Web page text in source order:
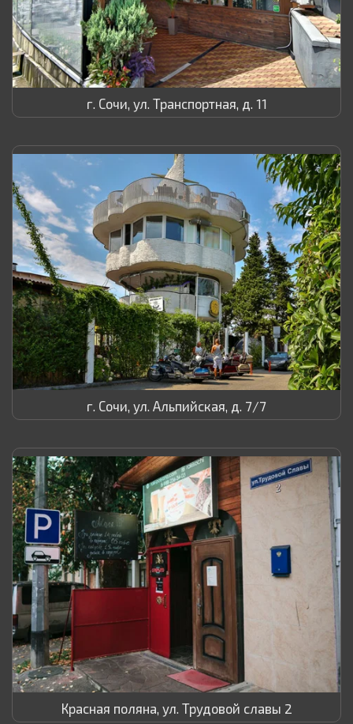
г. Сочи, ул. Транспортная, д. 11
г. Сочи, ул. Альпийская, д. 7/7
Красная поляна, ул. Трудовой славы 2